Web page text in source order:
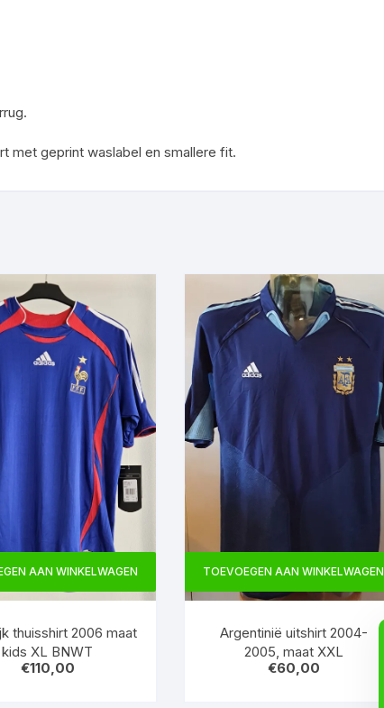
met geprint waslabel en smallere fit.
AAN WINKELWAGEN
thuisshirt 2006 maat
kids XL BNWT
€110,00
TOEVOEGEN AAN WINKELWAGEN
Argentinië uitshirt 2004-
2005, maat XXL
€60,00